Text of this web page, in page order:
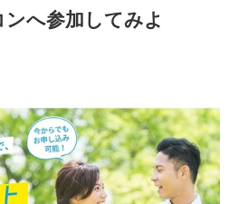
へ参加してみよ